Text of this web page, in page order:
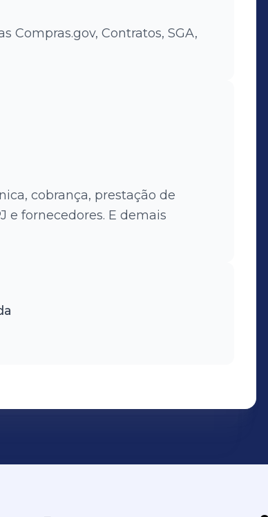
pelos
Compras.gov, Contratos, SGA,
cobrança, prestação de
e fornecedores. E demais